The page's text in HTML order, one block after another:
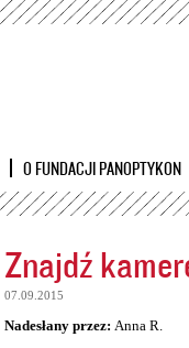
O FUNDACJI PANOPTYKON
Znajdź
07.09.2015
Nadesłany przez: Anna R.